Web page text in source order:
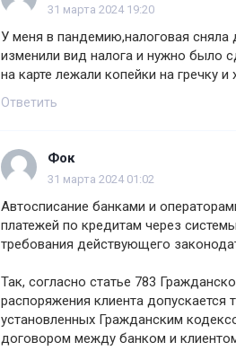
31 марта 2024 19:20
У меня в пандемию,налоговая сняла
изменили вид налога и нужно было
на карте лежали копейки на гречку
Ответить
Фок
31 марта 2024 01:02
Автосписание банками и
платежей по кредитам через
требования действующего
Так, согласно статье 783
распоряжения клиента допускается
установленных Гражданским
договором между банком и